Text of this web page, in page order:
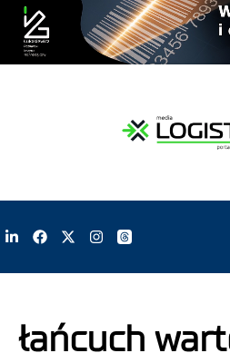
łańcuch